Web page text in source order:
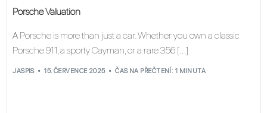
Porsche Valuation
A Porsche is more than just a car. Whether you own a classic
Porsche 911, a sporty Cayman, or a rare 356 […]
JASPIS 15. ČERVENCE 2025 ČAS NA PŘEČTENÍ: 1 MINUTA